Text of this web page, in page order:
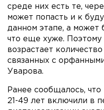
среде них есть те,
может попасть и к
данном этапе, а может
что еще хуже. Поэтому
возрастает
связанных с
Уварова.
Ранее сообщалось,
21-49 лет включили в